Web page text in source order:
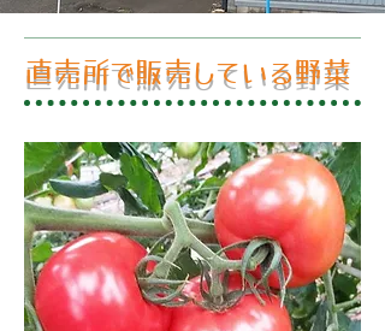
直売所で販売している野菜